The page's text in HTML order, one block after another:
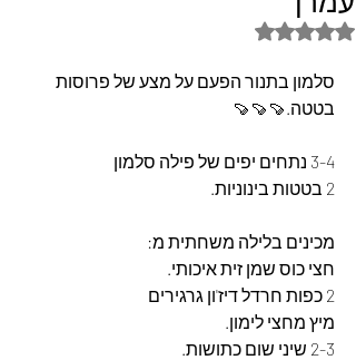
דירוג של NaN מתוך 5 כוכבים
סלמון בתנור הפעם על מצע של פרוסות
בטטה.🍠🍠🍠
3-4 נתחים יפים של פילה סלמון
2 בטטות בינוניות.
מכינים בלילה משחתית מ:
חצי כוס שמן זית איכותי.
2 כפות חרדל דיז'ון גרגירים
מיץ מחצי לימון.
2-3 שיני שום כתושות.